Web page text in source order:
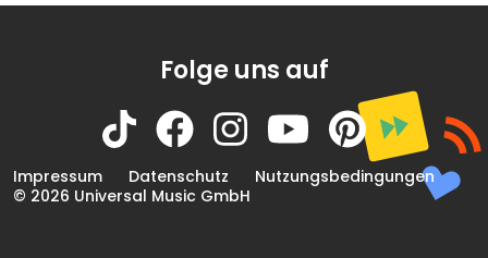
Folge uns auf
Impressum Datenschutz
Nutzungsbedingungen
© 2026 Universal Music GmbH